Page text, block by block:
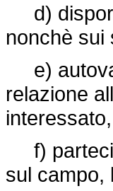
d)
nonchè sui
e)
relazione
f)
sul campo,